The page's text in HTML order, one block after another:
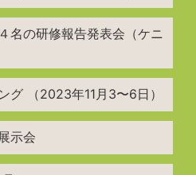
名の研修報告発表会（ケニ
グ （2023年11月3〜6日）
示会